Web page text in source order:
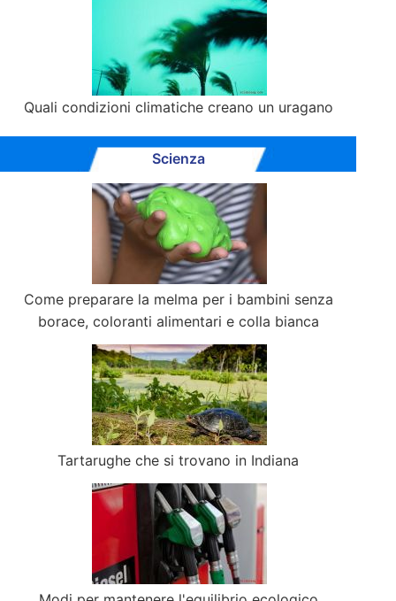
Quali condizioni climatiche creano un uragano
Scienza
Come preparare la melma per i bambini senza
borace, coloranti alimentari e colla bianca
Tartarughe che si trovano in Indiana